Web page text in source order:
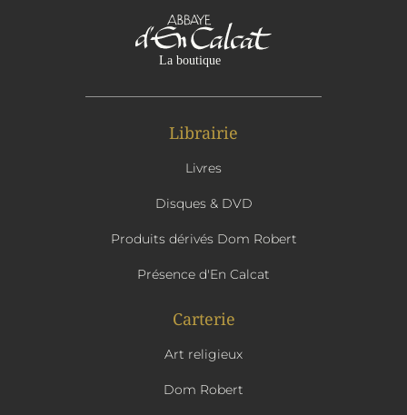
Librairie
Livres
Disques & DVD
Produits dérivés Dom Robert
Présence d'En Calcat
Carterie
Art religieux
Dom Robert